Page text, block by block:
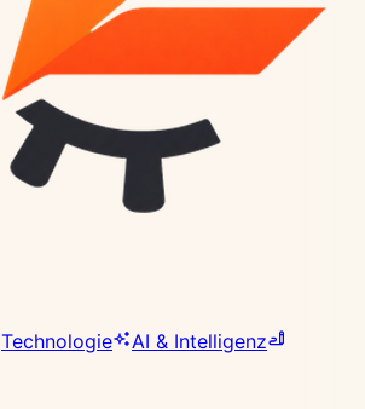
Technologie
AI & Intelligenz